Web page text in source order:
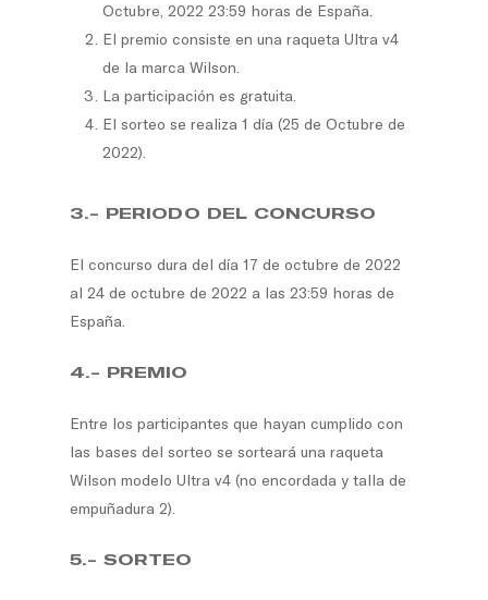
Octubre, 2022 23:59 horas de España.
El premio consiste en una raqueta Ultra v4
de la marca Wilson.
La participación es gratuita.
El sorteo se realiza 1 día (25 de Octubre de
2022).
3.- PERIODO DEL CONCURSO
El concurso dura del día 17 de octubre de 2022
al 24 de octubre de 2022 a las 23:59 horas de
España.
4.- PREMIO
Entre los participantes que hayan cumplido con
las bases del sorteo se sorteará una raqueta
Wilson modelo Ultra v4 (no encordada y talla de
empuñadura 2).
5.- SORTEO